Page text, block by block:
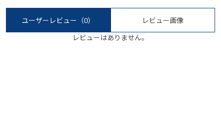
ユーザーレビュー （0） レビュー画像
レビューはありません。